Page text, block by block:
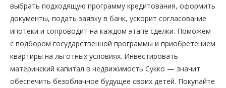
выбрать подходящую программу кредитования, оформить
документы, подать заявку в банк, ускорит согласование
ипотеки и сопроводит на каждом этапе сделки. Поможем
с подбором государственной программы и приобретением
квартиры на льготных условиях. Инвестировать
материнский капитал в недвижимость Сукко — значит
обеспечить безоблачное будущее своих детей. Покупайте